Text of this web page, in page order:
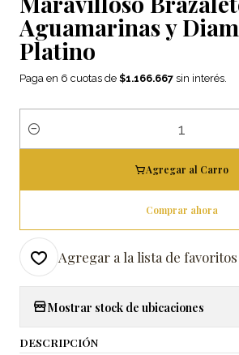
Aguamarinas y
Platino
Paga en 6 cuotas de $1.166.667 sin interés.
Cantidad
Agregar al Carro
Comprar ahora
Agregar a la lista de favoritos
Mostrar stock de ubicaciones
DESCRIPCIÓN